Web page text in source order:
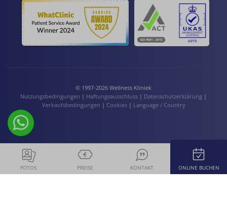
© 1997-2026 Wellness Kliniek
Nutzungsbedingungen | Haftungsausschluss | Datenschutzerklärung |
Verkaufsbedingungen | Cookies| Language / Country
FOTOS PREISE KONTAKT ONLINE BUCHEN